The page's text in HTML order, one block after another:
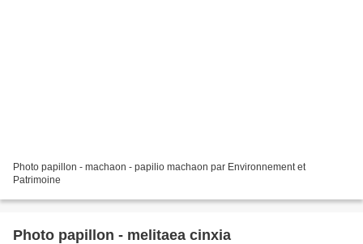
Photo papillon - machaon - papilio machaon par Environnement et
Patrimoine
Photo papillon - melitaea cinxia